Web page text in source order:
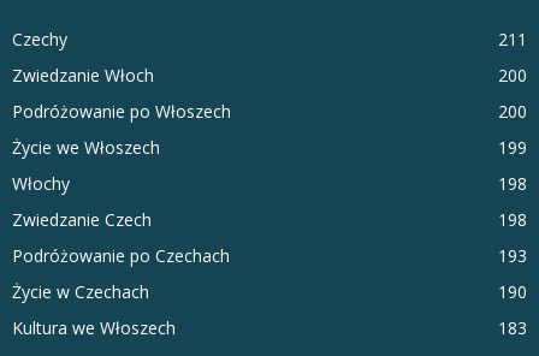
Czechy
211
Zwiedzanie Włoch
200
Podróżowanie po Włoszech
200
Życie we Włoszech
199
Włochy
198
Zwiedzanie Czech
198
Podróżowanie po Czechach
193
Życie w Czechach
190
Kultura we Włoszech
183